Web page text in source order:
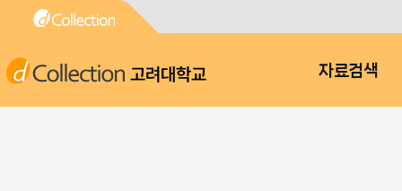
고려대학교 자료검색